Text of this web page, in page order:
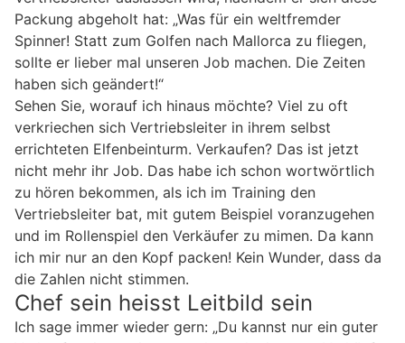
Packung abgeholt hat: „Was für ein weltfremder
Spinner! Statt zum Golfen nach Mallorca zu fliegen,
sollte er lieber mal unseren Job machen. Die Zeiten
haben sich geändert!“
Sehen Sie, worauf ich hinaus möchte? Viel zu oft
verkriechen sich Vertriebsleiter in ihrem selbst
errichteten Elfenbeinturm. Verkaufen? Das ist jetzt
nicht mehr ihr Job. Das habe ich schon wortwörtlich
zu hören bekommen, als ich im Training den
Vertriebsleiter bat, mit gutem Beispiel voranzugehen
und im Rollenspiel den Verkäufer zu mimen. Da kann
ich mir nur an den Kopf packen! Kein Wunder, dass da
die Zahlen nicht stimmen.
Chef sein heisst Leitbild sein
Ich sage immer wieder gern: „Du kannst nur ein guter